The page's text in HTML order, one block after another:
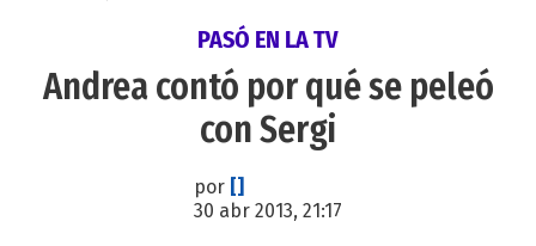
PASÓ EN LA TV
Andrea contó por qué se peleó
con Sergi
por []
30 abr 2013, 21:17